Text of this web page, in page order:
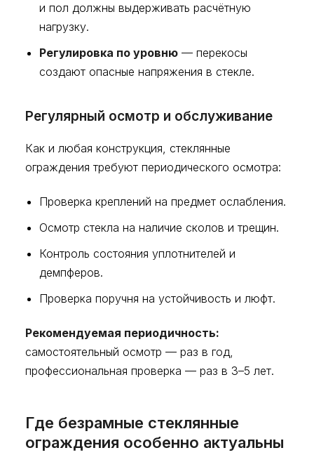
и пол должны выдерживать расчётную
нагрузку.
Регулировка по уровню — перекосы
создают опасные напряжения в стекле.
Регулярный осмотр и обслуживание
Как и любая конструкция, стеклянные
ограждения требуют периодического осмотра:
Проверка креплений на предмет ослабления.
Осмотр стекла на наличие сколов и трещин.
Контроль состояния уплотнителей и
демпферов.
Проверка поручня на устойчивость и люфт.
Рекомендуемая периодичность:
самостоятельный осмотр — раз в год,
профессиональная проверка — раз в 3–5 лет.
Где безрамные стеклянные
ограждения особенно актуальны